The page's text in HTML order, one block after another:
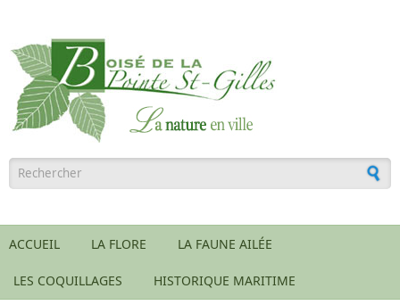
Formulaire de recherche
ACCUEIL LA FLORE LA FAUNE AILÉE
LES COQUILLAGES HISTORIQUE MARITIME